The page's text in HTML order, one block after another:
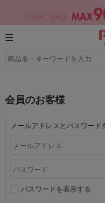
会員のお客様
メールアドレスとパスワード
パスワードを表示する